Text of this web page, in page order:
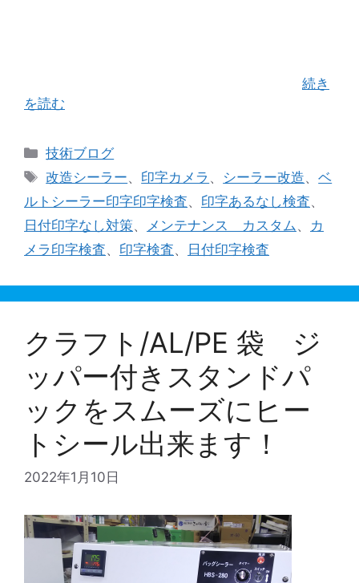
続き
を読む
カ
テ
リ
ー
技術ブログ
タ
グ
改造シーラー、 印字カメラ 、 シーラー改造、ベ
ルトシーラー印字印字検査、 印字あるなし検査、
日付印字なし対策、 メンテナンス カスタム、 カ
メラ印字検査、 印字検査、 日付印字検査
クラフト/AL/PE 袋 ジ
ッパー付きスタンドパ
ックをスムーズにヒー
トシール出来ます！
2022年1月10日